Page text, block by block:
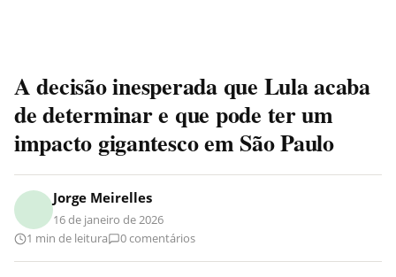
A decisão inesperada que Lula acaba
de determinar e que pode ter um
impacto gigantesco em São Paulo
Jorge Meirelles
16 de janeiro de 2026
1 min de leitura
0 comentários